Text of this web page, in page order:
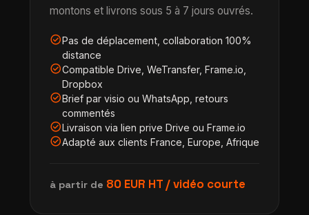
montons et livrons sous 5 à 7 jours ouvrés.
check_circlePas de déplacement, collaboration 100%
distance
check_circleCompatible Drive, WeTransfer, Frame.io,
Dropbox
check_circleBrief par visio ou WhatsApp, retours
commentés
check_circleLivraison via lien prive Drive ou Frame.io
check_circleAdapté aux clients France, Europe, Afrique
à partir de 80 EUR HT / vidéo courte